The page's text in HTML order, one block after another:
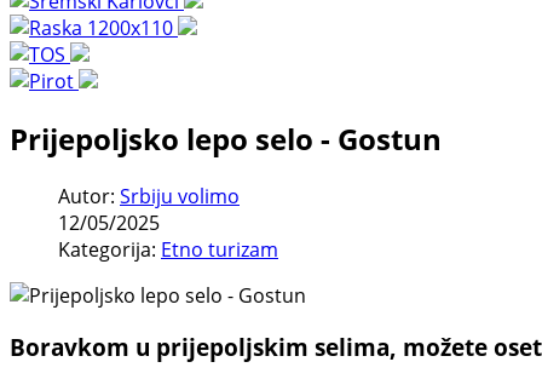
Prijepoljsko lepo selo - Gostun
Autor: Srbiju volimo
12/05/2025
Kategorija: Etno turizam
Boravkom u prijepoljskim selima, možete